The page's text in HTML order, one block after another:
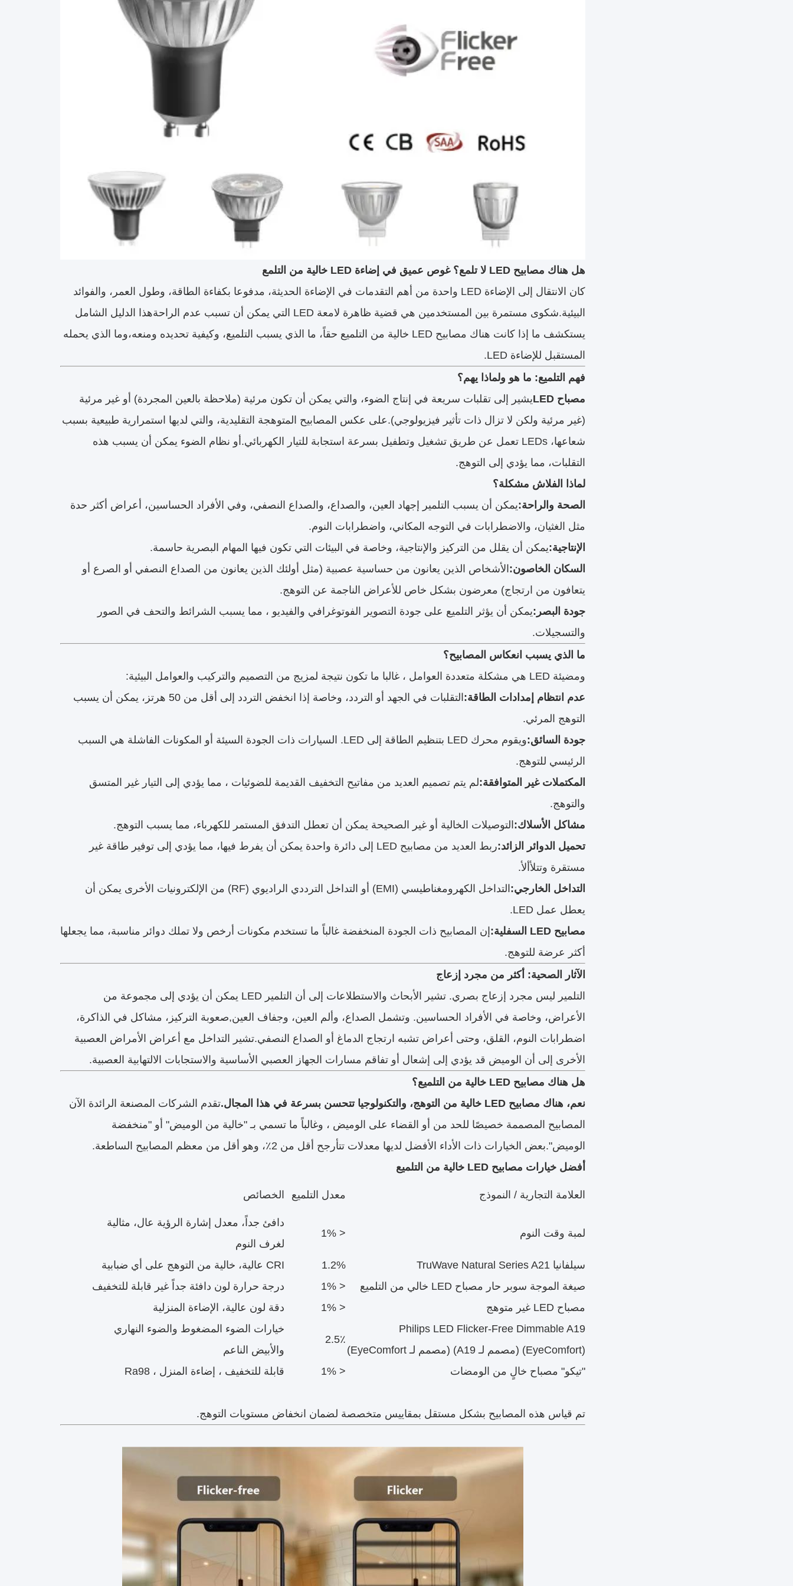
هل هناك مصابيح LED لا تلمع؟ غوص عميق في إضاءة LED خالية من التلمع
كان الانتقال إلى الإضاءة LED واحدة من أهم التقدمات في الإضاءة الحديثة، مدفوعا بكفاءة الطاقة، وطول العمر، والفوائد
البيئية.شكوى مستمرة بين المستخدمين هي قضية ظاهرة لامعة LED التي يمكن أن تسبب عدم الراحةهذا الدليل الشامل
يستكشف ما إذا كانت هناك مصابيح LED خالية من التلميع حقاً، ما الذي يسبب التلميع، وكيفية تحديده ومنعه،وما الذي يحمله
المستقبل للإضاءة LED.
فهم التلميع: ما هو ولماذا يهم؟
مصباح LED
يشير إلى تقلبات سريعة في إنتاج الضوء، والتي يمكن أن تكون مرئية (ملاحظة بالعين المجردة) أو غير مرئية
(غير مرئية ولكن لا تزال ذات تأثير فيزيولوجي).على عكس المصابيح المتوهجة التقليدية، والتي لديها استمرارية طبيعية بسبب
شعاعها، LEDs تعمل عن طريق تشغيل وتطفيل بسرعة استجابة للتيار الكهربائي.أو نظام الضوء يمكن أن يسبب هذه
التقلبات، مما يؤدي إلى التوهج.
لماذا الفلاش مشكلة؟
الصحة والراحة:يمكن أن يسبب التلمير إجهاد العين، والصداع، والصداع النصفي، وفي الأفراد الحساسين، أعراض أكثر حدة
مثل الغثيان، والاضطرابات في التوجه المكاني، واضطرابات النوم.
الإنتاجية:يمكن أن يقلل من التركيز والإنتاجية، وخاصة في البيئات التي تكون فيها المهام البصرية حاسمة.
السكان الخاصون:الأشخاص الذين يعانون من حساسية عصبية (مثل أولئك الذين يعانون من الصداع النصفي أو الصرع أو
يتعافون من ارتجاج) معرضون بشكل خاص للأعراض الناجمة عن التوهج.
جودة البصر:يمكن أن يؤثر التلميع على جودة التصوير الفوتوغرافي والفيديو ، مما يسبب الشرائط والتحف في الصور
والتسجيلات.
ما الذي يسبب انعكاس المصابيح؟
ومضيئة LED هي مشكلة متعددة العوامل ، غالبا ما تكون نتيجة لمزيج من التصميم والتركيب والعوامل البيئية:
عدم انتظام إمدادات الطاقة:
التقلبات في الجهد أو التردد، وخاصة إذا انخفض التردد إلى أقل من 50 هرتز، يمكن أن يسبب
التوهج المرئي.
جودة السائق:
ويقوم محرك LED بتنظيم الطاقة إلى LED. السيارات ذات الجودة السيئة أو المكونات الفاشلة هي السبب
الرئيسي للتوهج.
المكتملات غير المتوافقة:لم يتم تصميم العديد من مفاتيح التخفيف القديمة للضوئيات ، مما يؤدي إلى التيار غير المتسق
والتوهج.
مشاكل الأسلاك:التوصيلات الخالية أو غير الصحيحة يمكن أن تعطل التدفق المستمر للكهرباء، مما يسبب التوهج.
تحميل الدوائر الزائد:
ربط العديد من مصابيح LED إلى دائرة واحدة يمكن أن يفرط فيها، مما يؤدي إلى توفير طاقة غير
مستقرة وتتلأألأ.
التداخل الخارجي:
التداخل الكهرومغناطيسي (EMI) أو التداخل الترددي الراديوي (RF) من الإلكترونيات الأخرى يمكن أن
يعطل عمل LED.
مصابيح LED السفلية:
إن المصابيح ذات الجودة المنخفضة غالباً ما تستخدم مكونات أرخص ولا تملك دوائر مناسبة، مما يجعلها
أكثر عرضة للتوهج.
الآثار الصحية: أكثر من مجرد إزعاج
التلمير ليس مجرد إزعاج بصري. تشير الأبحاث والاستطلاعات إلى أن التلمير LED يمكن أن يؤدي إلى مجموعة من
الأعراض، وخاصة في الأفراد الحساسين. وتشمل الصداع، وألم العين، وجفاف العين,صعوبة التركيز، مشاكل في الذاكرة،
اضطرابات النوم، القلق، وحتى أعراض تشبه ارتجاج الدماغ أو الصداع النصفي.تشير التداخل مع أعراض الأمراض العصبية
الأخرى إلى أن الوميض قد يؤدي إلى إشعال أو تفاقم مسارات الجهاز العصبي الأساسية والاستجابات الالتهابية العصبية.
هل هناك مصابيح LED خالية من التلميع؟
نعم، هناك مصابيح LED خالية من التوهج، والتكنولوجيا تتحسن بسرعة في هذا المجال.
تقدم الشركات المصنعة الرائدة الآن
المصابيح المصممة خصيصًا للحد من أو القضاء على الوميض ، وغالباً ما تسمي بـ "خالية من الوميض" أو "منخفضة
الوميض".بعض الخيارات ذات الأداء الأفضل لديها معدلات تتأرجح أقل من 2٪، وهو أقل من معظم المصابيح الساطعة.
أفضل خيارات مصابيح LED خالية من التلميع
العلامة التجارية / النموذج معدل التلميع الخصائص
لمبة وقت النوم < 1%
دافئ جداً، معدل إشارة الرؤية عال، مثالية
لغرف النوم
سيلفانيا TruWave Natural Series A21
1.2%
CRI عالية، خالية من التوهج على أي ضبابية
صيغة الموجة سوبر حار مصباح LED خالي من التلميع
< 1%
درجة حرارة لون دافئة جداً غير قابلة للتخفيف
مصباح LED غير متوهج
< 1%
دقة لون عالية، الإضاءة المنزلية
Philips LED Flicker-Free Dimmable A19
(EyeComfort) (مصمم لـ A19) (مصمم لـ EyeComfort)
2.5٪
خيارات الضوء المضغوط والضوء النهاري
والأبيض الناعم
"تيكو" مصباح خالٍ من الومضات
< 1% قابلة للتخفيف ، إضاءة المنزل ، Ra98
تم قياس هذه المصابيح بشكل مستقل بمقاييس متخصصة لضمان انخفاض مستويات التوهج.